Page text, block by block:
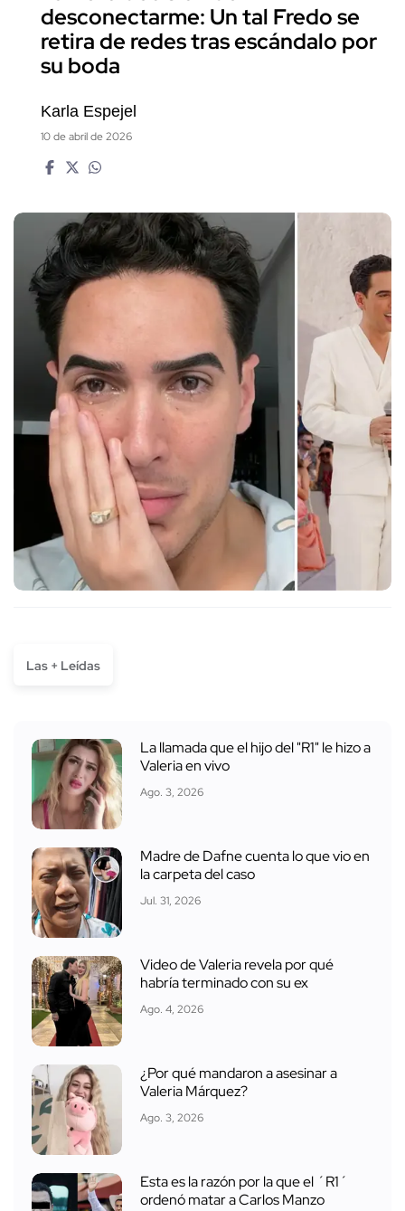
desconectarme: Un tal Fredo se
retira de redes tras escándalo por
su boda
Karla Espejel
10 de abril de 2026
Las + Leídas
La llamada que el hijo del "R1" le hizo a
Valeria en vivo
Ago. 3, 2026
Madre de Dafne cuenta lo que vio en
la carpeta del caso
Jul. 31, 2026
Video de Valeria revela por qué
habría terminado con su ex
Ago. 4, 2026
¿Por qué mandaron a asesinar a
Valeria Márquez?
Ago. 3, 2026
Esta es la razón por la que el ´R1´
ordenó matar a Carlos Manzo